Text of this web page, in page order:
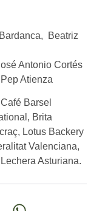
Beatriz
Antonio Cortés
Atienza
Barsel
Brita
Lotus Backery
Valenciana,
Asturiana.